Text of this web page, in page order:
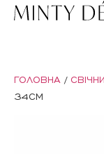
ГОЛОВНА /
34СМ